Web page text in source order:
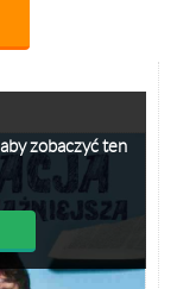
zobaczyć ten